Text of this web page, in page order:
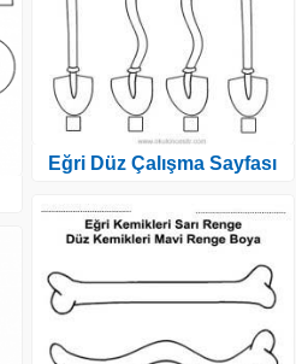
Eğri Düz Çalışma Sayfası